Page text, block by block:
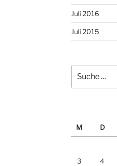
Juli 2016
Juli 2015
nach:
M
D
3
4